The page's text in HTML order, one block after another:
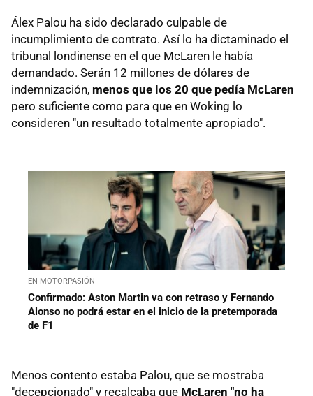
Álex Palou ha sido declarado culpable de
incumplimiento de contrato. Así lo ha dictaminado el
tribunal londinense en el que McLaren le había
demandado. Serán 12 millones de dólares de
indemnización, menos que los 20 que pedía McLaren
pero suficiente como para que en Woking lo
consideren "un resultado totalmente apropiado".
EN MOTORPASIÓN
Confirmado: Aston Martin va con retraso y Fernando
Alonso no podrá estar en el inicio de la pretemporada
de F1
Menos contento estaba Palou, que se mostraba
"decepcionado" y recalcaba que McLaren "no ha